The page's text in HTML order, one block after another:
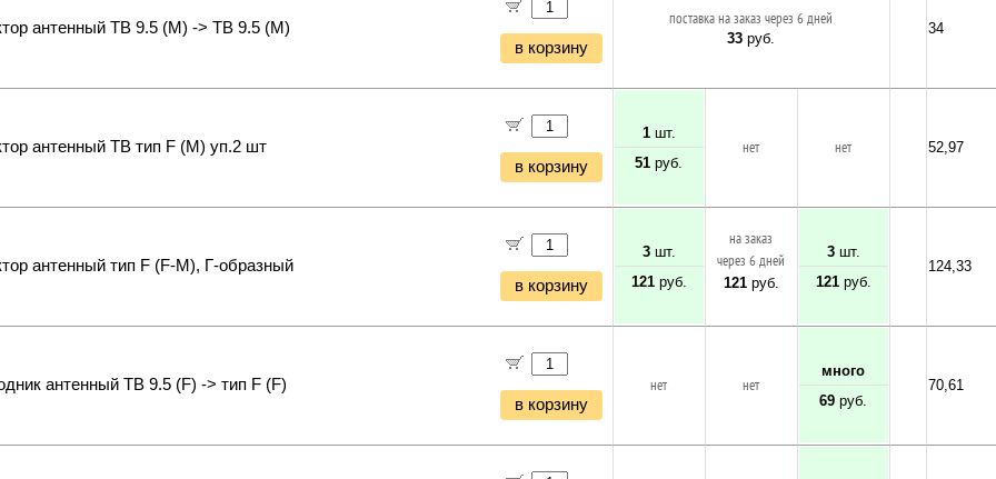
антенный ТВ 9.5 (M) -> ТВ 9.5 (M)
в корзину
поставка на заказ через 6 дней
33 руб.
34
антенный ТВ тип F (M) уп.2 шт
в корзину
1шт.
51 руб.
нет нет 52,97
антенный тип F (F-M), Г-образный
в корзину
3шт.
121руб.
на заказ
через 6 дней
121руб.
3шт.
121руб.
124,33
антенный ТВ 9.5 (F) -> тип F (F)
в корзину
нет нет
много
69 руб.
70,61